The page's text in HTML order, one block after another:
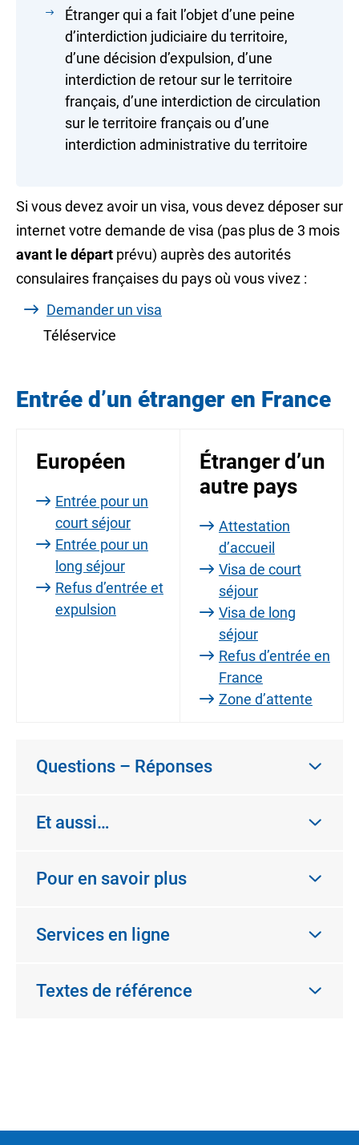
Étranger qui a fait l’objet d’une peine
d’interdiction judiciaire du territoire,
d’une décision d’expulsion, d’une
interdiction de retour sur le territoire
français, d’une interdiction de circulation
sur le territoire français ou d’une
interdiction administrative du territoire
Si vous devez avoir un visa, vous devez déposer sur
internet votre demande de visa (pas plus de 3 mois
avant le départ prévu) auprès des autorités
consulaires françaises du pays où vous vivez :
Demander un visa
Téléservice
Entrée d’un étranger en France
Européen
Entrée pour un
court séjour
Entrée pour un
long séjour
Refus d’entrée et
expulsion
Étranger d’un
autre pays
Attestation
d’accueil
Visa de court
séjour
Visa de long
séjour
Refus d’entrée en
France
Zone d’attente
Questions – Réponses
Et aussi…
Pour en savoir plus
Services en ligne
Textes de référence